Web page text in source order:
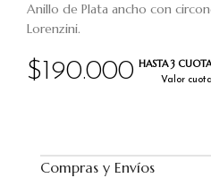
$190.000 HASTA 3
Valor
Anillo de Plata ancho con
Lorenzini.
Compras y Envíos